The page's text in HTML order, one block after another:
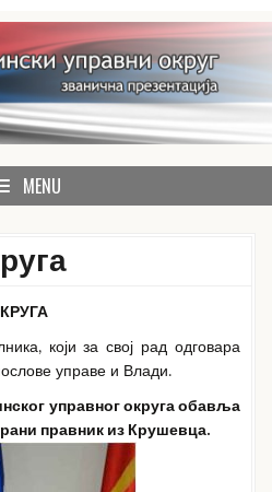
управног округа
MENU
који за свој рад одговара
управе и Влади.
управног округа обавља
правник из Крушевца.